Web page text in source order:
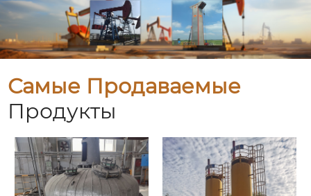
Самые Продаваемые
Продукты